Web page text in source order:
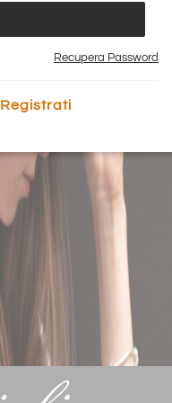
Recupera Password
Registrati